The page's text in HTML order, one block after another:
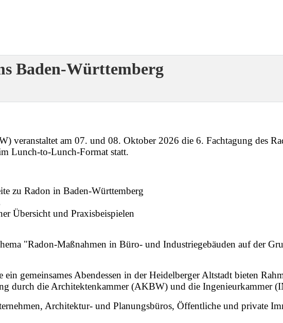
Baden-Württemberg
veranstaltet am 07. und 08. Oktober 2026 die 6. Fachtagung des
Lunch-to-Lunch-Format statt.
zu Radon in Baden-Württemberg
Übersicht und Praxisbeispielen
"Radon-Maßnahmen in Büro- und Industriegebäuden auf der
gemeinsames Abendessen in der Heidelberger Altstadt bieten
durch die Architektenkammer (AKBW) und die Ingenieurkammer
Architektur- und Planungsbüros, Öffentliche und private